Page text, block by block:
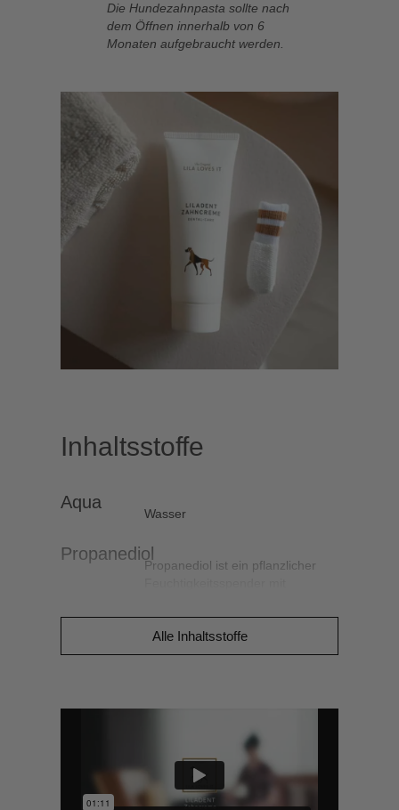
Die Hundezahnpasta sollte nach
dem Öffnen innerhalb von 6
Monaten aufgebraucht werden.
Inhaltsstoffe
Aqua
Wasser
Propanediol
Propanediol ist ein pflanzlicher
wird aus Maiszucker gewonnen.
Glycerin
Als natürliches und verträgliches
Glycerin die HUNDEZAHNPASTA
LILADENT vor dem Austrocknen.
Sorbitol
Alle Inhaltsstoffe